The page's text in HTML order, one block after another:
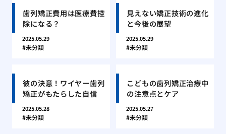
歯列矯正費用は医療費控
除になる？
2025.05.29
未分類
見えない矯正技術の進化
と今後の展望
2025.05.29
未分類
彼の決意！ワイヤー歯列
矯正がもたらした自信
2025.05.28
未分類
こどもの歯列矯正治療中
の注意点とケア
2025.05.27
未分類